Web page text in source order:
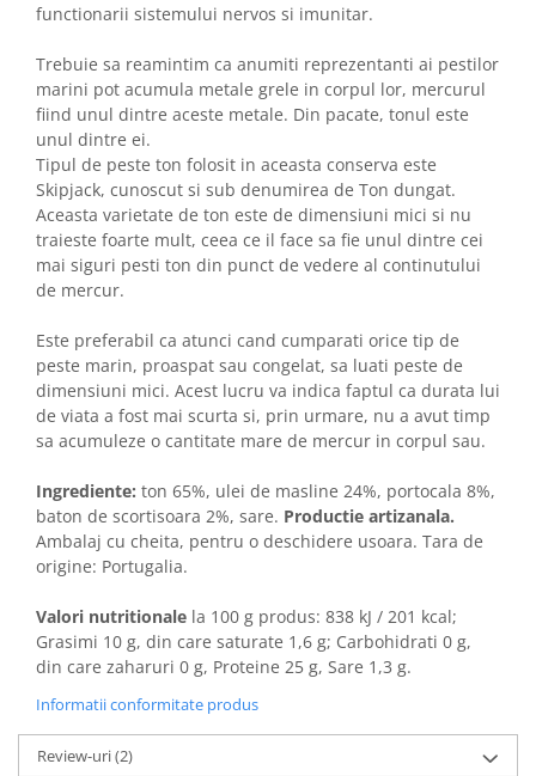
functionarii sistemului nervos si imunitar.
Trebuie sa reamintim ca anumiti reprezentanti ai pestilor
marini pot acumula metale grele in corpul lor, mercurul
fiind unul dintre aceste metale. Din pacate, tonul este
unul dintre ei.
Tipul de peste ton folosit in aceasta conserva este
Skipjack, cunoscut si sub denumirea de Ton dungat.
Aceasta varietate de ton este de dimensiuni mici si nu
traieste foarte mult, ceea ce il face sa fie unul dintre cei
mai siguri pesti ton din punct de vedere al continutului
de mercur.
Este preferabil ca atunci cand cumparati orice tip de
peste marin, proaspat sau congelat, sa luati peste de
dimensiuni mici. Acest lucru va indica faptul ca durata lui
de viata a fost mai scurta si, prin urmare, nu a avut timp
sa acumuleze o cantitate mare de mercur in corpul sau.
Ingrediente: ton 65%, ulei de masline 24%, portocala 8%,
baton de scortisoara 2%, sare. Productie artizanala.
Ambalaj cu cheita, pentru o deschidere usoara. Tara de
origine: Portugalia.
Valori nutritionale la 100 g produs: 838 kJ / 201 kcal;
Grasimi 10 g, din care saturate 1,6 g; Carbohidrati 0 g,
din care zaharuri 0 g, Proteine 25 g, Sare 1,3 g.
Informatii conformitate produs
Review-uri(2)